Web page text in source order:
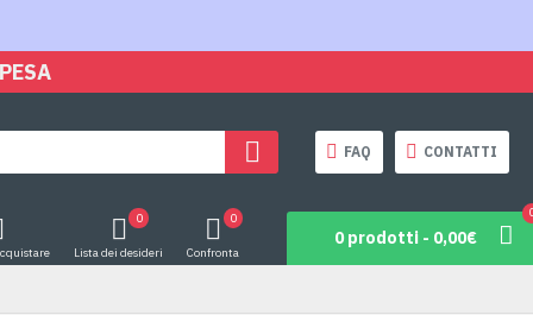
FAQ CONTATTI
Lista dei desideri
0
Confronta
0
0 prodotti - 0,00€